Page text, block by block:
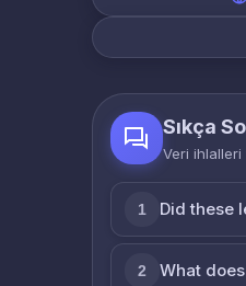
Sıkça
Veri ihlalleri
1 Did these
2 What